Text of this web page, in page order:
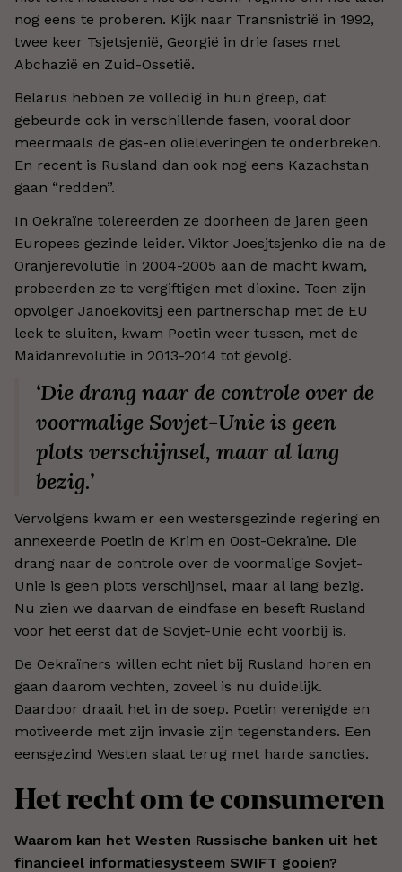
nog eens te proberen. Kijk naar Transnistrië in 1992,
twee keer Tsjetsjenië, Georgië in drie fases met
Abchazië en Zuid-Ossetië.
Belarus hebben ze volledig in hun greep, dat
gebeurde ook in verschillende fasen, vooral door
meermaals de gas-en olieleveringen te onderbreken.
En recent is Rusland dan ook nog eens Kazachstan
gaan “redden”.
In Oekraïne tolereerden ze doorheen de jaren geen
Europees gezinde leider. Viktor Joesjtsjenko die na de
Oranjerevolutie in 2004-2005 aan de macht kwam,
probeerden ze te vergiftigen met dioxine. Toen zijn
opvolger Janoekovitsj een partnerschap met de EU
leek te sluiten, kwam Poetin weer tussen, met de
Maidanrevolutie in 2013-2014 tot gevolg.
‘Die drang naar de controle over de
voormalige Sovjet-Unie is geen
plots verschijnsel, maar al lang
bezig.’
Vervolgens kwam er een westersgezinde regering en
annexeerde Poetin de Krim en Oost-Oekraïne. Die
drang naar de controle over de voormalige Sovjet-
Unie is geen plots verschijnsel, maar al lang bezig.
Nu zien we daarvan de eindfase en beseft Rusland
voor het eerst dat de Sovjet-Unie echt voorbij is.
De Oekraïners willen echt niet bij Rusland horen en
gaan daarom vechten, zoveel is nu duidelijk.
Daardoor draait het in de soep. Poetin verenigde en
motiveerde met zijn invasie zijn tegenstanders. Een
eensgezind Westen slaat terug met harde sancties.
Het recht om te consumeren
Waarom kan het Westen Russische banken uit het
financieel informatiesysteem SWIFT gooien?